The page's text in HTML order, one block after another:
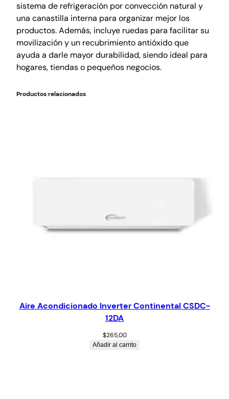
sistema de refrigeración por convección natural y
una canastilla interna para organizar mejor los
productos. Además, incluye ruedas para facilitar su
movilización y un recubrimiento antióxido que
ayuda a darle mayor durabilidad, siendo ideal para
hogares, tiendas o pequeños negocios.
Productos relacionados
Aire Acondicionado Inverter Continental CSDC-
12DA
$265,00
Añadir al carrito